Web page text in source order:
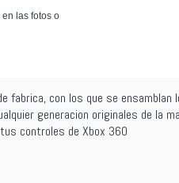
las fotos o
fabrica, con los que se
generacion originales de la
controles de Xbox 360